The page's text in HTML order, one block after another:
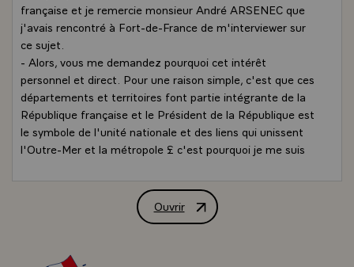
française et je remercie monsieur André ARSENEC que
j'avais rencontré à Fort-de-France de m'interviewer sur
ce sujet.
- Alors, vous me demandez pourquoi cet intérêt
personnel et direct. Pour une raison simple, c'est que ces
départements et territoires font partie intégrante de la
République française et le Président de la République est
le symbole de l'unité nationale et des liens qui unissent
l'Outre-Mer et la métropole £ c'est pourquoi je me suis
c'est que je voulais me rendre au prochain tir de la fusée
Ariane, et de Saint-Pierre-et-Miquelon où je devais aller
visite a été seulement reportée.\
Ouvrir
Interview de M. Valéry Giscard